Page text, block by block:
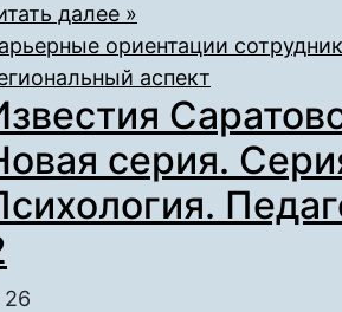
далее »
ориентации
аспект
серия.
26